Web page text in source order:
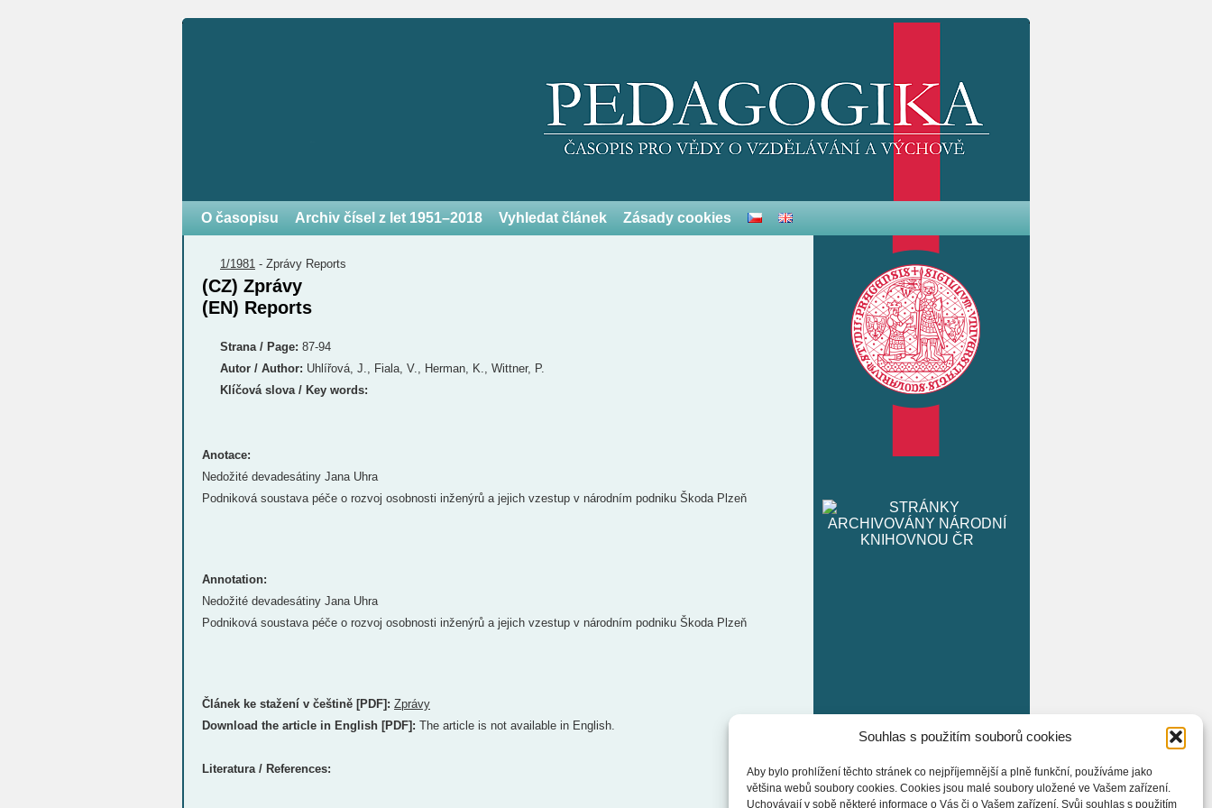
Souhlas s použitím souborů cookies
Aby bylo prohlížení těchto stránek co nejpříjemnější a plně funkční, používáme jako
většina webů soubory cookies. Cookies jsou malé soubory uložené ve Vašem zařízení.
Uchovávají v sobě některé informace o Vás či o Vašem zařízení. Svůj souhlas s použitím
O časopisu Archiv čísel z let 1951–2018 Vyhledat článek Zásady cookies
1/1981 - Zprávy Reports
(CZ) Zprávy
(EN) Reports
Strana / Page: 87-94
Autor / Author: Uhlířová, J., Fiala, V., Herman, K., Wittner, P.
Klíčová slova / Key words:
Anotace:
Nedožité devadesátiny Jana Uhra
Podniková soustava péče o rozvoj osobnosti inženýrů a jejich vzestup v národním podniku Škoda Plzeň
Annotation:
Nedožité devadesátiny Jana Uhra
Podniková soustava péče o rozvoj osobnosti inženýrů a jejich vzestup v národním podniku Škoda Plzeň
Článek ke stažení v češtině [PDF]: Zprávy
Download the article in English [PDF]: The article is not available in English.
Literatura / References: